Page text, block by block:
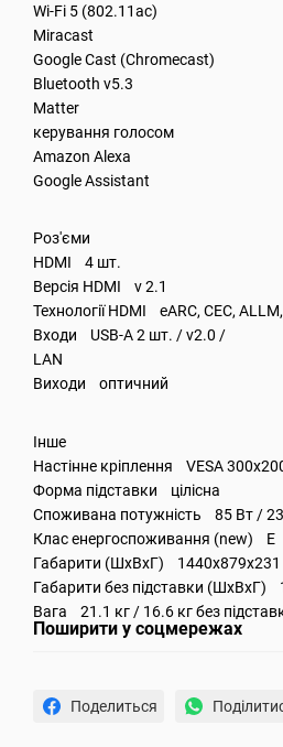
Wi-Fi 5 (802.11ac)
Miracast
Google Cast (Chromecast)
Bluetooth v5.3
Matter
керування голосом
Amazon Alexa
Google Assistant
Роз'єми
HDMI 4 шт.
Версія HDMI v 2.1
Технології HDMI eARC, CEC,
Входи USB-А 2 шт. / v2.0 /
LAN
Виходи оптичний
Інше
Настінне кріплення VESA
Форма підставки цілісна
Споживана потужність 85 Вт /
Клас енергоспоживання (new) E
Габарити (ШхВхГ)
Габарити без підставки
Вага 21.1 кг / 16.6 кг без
Поширити у соцмережах
Поделиться